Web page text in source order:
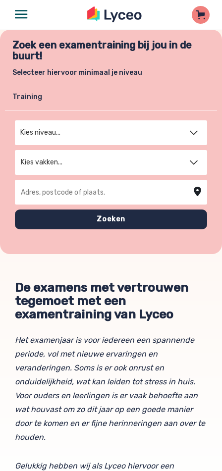
Zoek een examentraining bij jou in de
buurt!
Selecteer hiervoor minimaal je niveau
Training
Kies vakken...
Zoeken
De examens met vertrouwen
tegemoet met een
examentraining van Lyceo
Het examenjaar is voor iedereen een spannende
periode, vol met nieuwe ervaringen en
veranderingen. Soms is er ook onrust en
onduidelijkheid, wat kan leiden tot stress in huis.
Voor ouders en leerlingen is er vaak behoefte aan
wat houvast om zo dit jaar op een goede manier
door te komen en er fijne herinneringen aan over te
houden.
Gelukkig hebben wij als Lyceo hiervoor een